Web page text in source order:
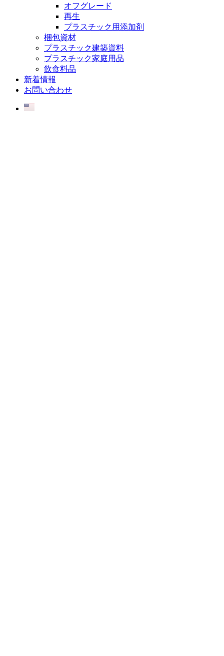
オフグレード
再生
プラスチック用添加剤
梱包資材
プラスチック建築資料
プラスチック家庭用品
飲食料品
新着情報
お問い合わせ